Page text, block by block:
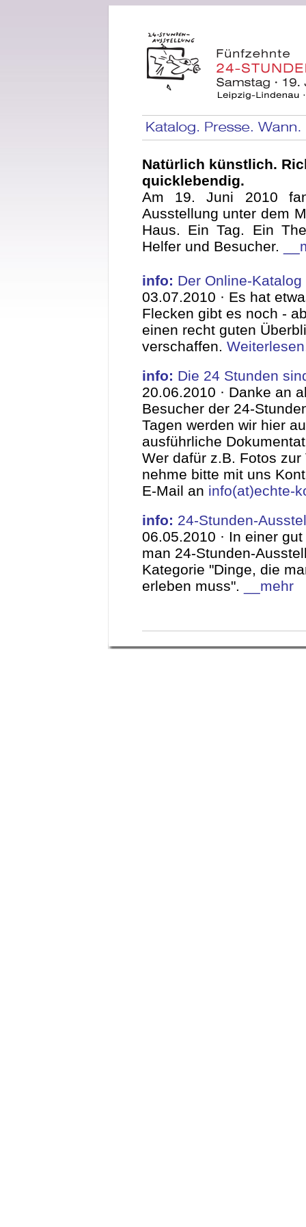
Natürlich künstlich.
quicklebendig.
Am 19. Juni 2010
Ausstellung unter dem
Haus. Ein Tag. Ein
Helfer und Besucher.
info: Der Online-
03.07.2010 · Es hat
Flecken gibt es noch -
einen recht guten
verschaffen.
info: Die 24 Stunden
20.06.2010 · Danke an
Besucher der 24-
Tagen werden wir hier
ausführliche
Wer dafür z.B. Fotos
nehme bitte mit uns
E-Mail an info(at)echte-
info: 24-Stunden-
06.05.2010 · In einer
man 24-Stunden-
Kategorie "Dinge, die
erleben muss".
__mehr